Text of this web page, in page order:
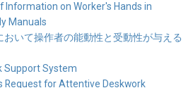
Information on Worker's Hands in
Manuals
おいて操作者の能動性と受動性が与える
Support System
Request for Attentive Deskwork